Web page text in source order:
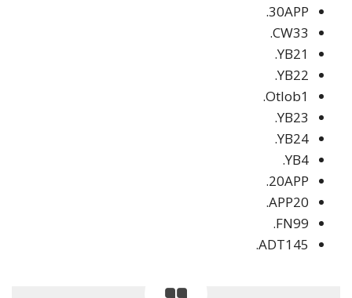
30APP.
CW33.
YB21.
YB22.
Otlob1.
YB23.
YB24.
YB4.
20APP.
APP20.
FN99.
ADT145.